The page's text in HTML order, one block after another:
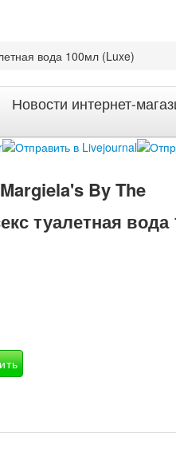
вода 100мл (Luxe)
Новости интернет-
By The
туалетная вода